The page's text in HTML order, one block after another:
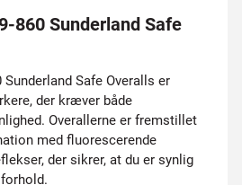
860 Sunderland Safe
Sunderland Safe Overalls er
der kræver både
Overallerne er fremstillet
med fluorescerende
der sikrer, at du er synlig